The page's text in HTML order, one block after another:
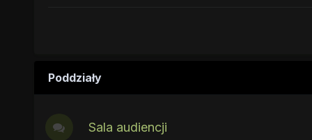
Poddziały
Sala audiencji